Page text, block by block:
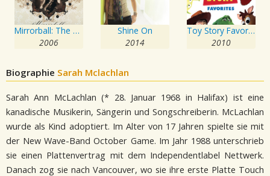
Mirrorball: The Complete Concert
2006
Shine On
2014
Toy Story Favorites
2010
Biographie Sarah Mclachlan
Sarah Ann McLachlan (* 28. Januar 1968 in Halifax) ist eine
kanadische Musikerin, Sängerin und Songschreiberin. McLachlan
wurde als Kind adoptiert. Im Alter von 17 Jahren spielte sie mit
der New Wave-Band October Game. Im Jahr 1988 unterschrieb
sie einen Plattenvertrag mit dem Independentlabel Nettwerk.
Danach zog sie nach Vancouver, wo sie ihre erste Platte Touch